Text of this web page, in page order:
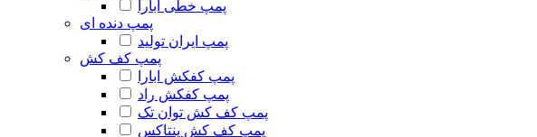
پمپ خطی ابارا
پمپ دنده ای
پمپ ایران تولید
پمپ کف کش
پمپ کفکش ابارا
پمپ کفکش راد
پمپ کف کش توان تک
پمپ کف کش پنتاکس